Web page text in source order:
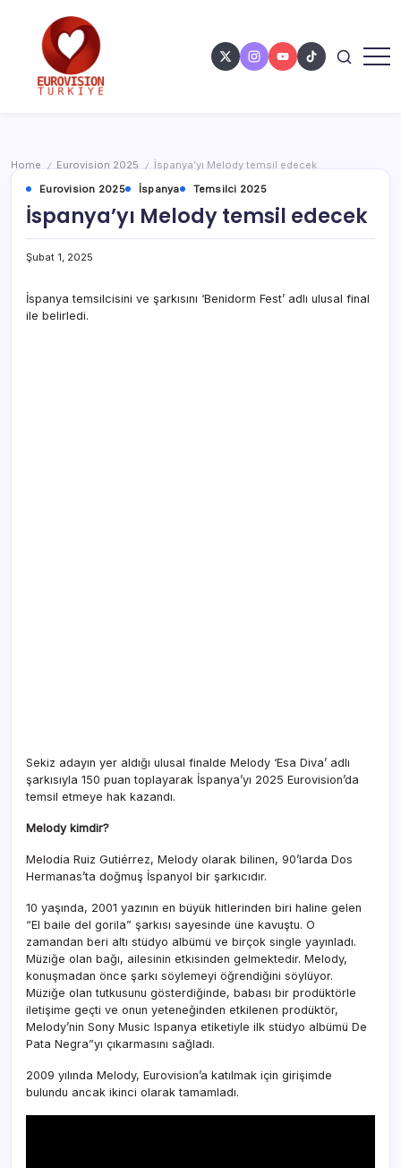
Home / Eurovision 2025 /
İspanya’yı Melody temsil edecek
Eurovision 2025
İspanya Temsilci 2025
İspanya’yı Melody temsil edecek
Şubat 1, 2025
İspanya temsilcisini ve şarkısını ‘Benidorm Fest’ adlı ulusal final
ile belirledi.
Sekiz adayın yer aldığı ulusal finalde Melody ‘Esa Diva’ adlı
şarkısıyla 150 puan toplayarak İspanya’yı 2025 Eurovision’da
temsil etmeye hak kazandı.
Melody kimdir?
Melodía Ruiz Gutiérrez, Melody olarak bilinen, 90’larda Dos
Hermanas’ta doğmuş İspanyol bir şarkıcıdır.
10 yaşında, 2001 yazının en büyük hitlerinden biri haline gelen
“El baile del gorila” şarkısı sayesinde üne kavuştu. O
zamandan beri altı stüdyo albümü ve birçok single yayınladı.
Müziğe olan bağı, ailesinin etkisinden gelmektedir. Melody,
konuşmadan önce şarkı söylemeyi öğrendiğini söylüyor.
Müziğe olan tutkusunu gösterdiğinde, babası bir prodüktörle
iletişime geçti ve onun yeteneğinden etkilenen prodüktör,
Melody’nin Sony Music Ispanya etiketiyle ilk stüdyo albümü De
Pata Negra”yı çıkarmasını sağladı.
2009 yılında Melody, Eurovision’a katılmak için girişimde
bulundu ancak ikinci olarak tamamladı.